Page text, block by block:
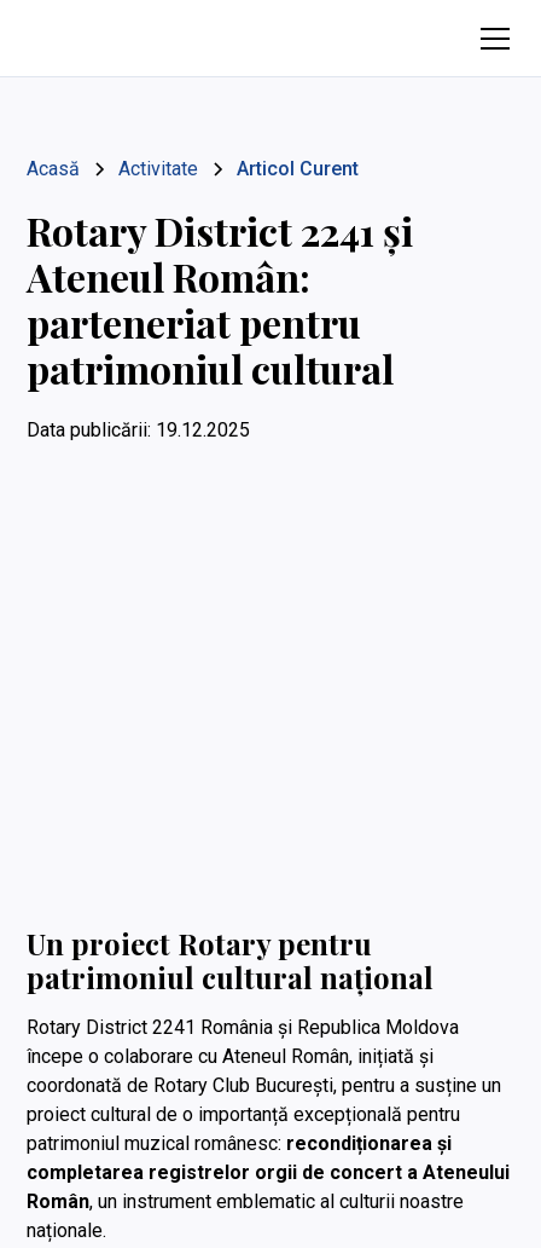
Acasă Activitate Articol Curent
Rotary District 2241 și
Ateneul Român:
parteneriat pentru
patrimoniul cultural
Data publicării: 19.12.2025
Un proiect Rotary pentru
patrimoniul cultural național
Rotary District 2241 România și Republica Moldova
începe o colaborare cu Ateneul Român, inițiată și
coordonată de Rotary Club București, pentru a susține un
proiect cultural de o importanță excepțională pentru
patrimoniul muzical românesc: recondiționarea și
completarea registrelor orgii de concert a Ateneului
Român, un instrument emblematic al culturii noastre
naționale.